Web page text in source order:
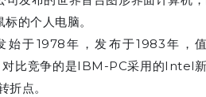
的个人电脑。
始于1978年，发布于1983年，
比竞争的是IBM-PC采用的Intel
折点。